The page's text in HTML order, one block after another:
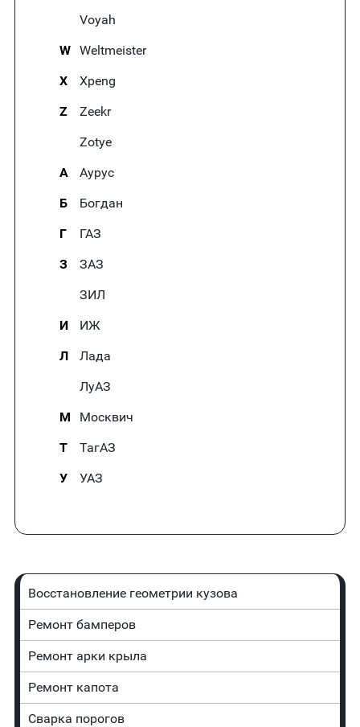
Voyah
W Weltmeister
X
Xpeng
Z
Zeekr
Zotye
А
Аурус
Б
Богдан
Г
ГАЗ
З
ЗАЗ
ЗИЛ
И
ИЖ
Л
Лада
ЛуАЗ
М
Москвич
Т
ТагАЗ
У
УАЗ
Восстановление геометрии кузова
Ремонт бамперов
Ремонт арки крыла
Ремонт капота
Сварка порогов